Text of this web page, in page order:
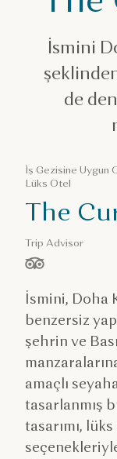
Katar’da
İsmini
de
İş Gezisine Uygun
Lüks Otel
The
Trip Advisor
/ 5 yıldız, ölçüt:
İsmini, Doha
benzersiz
şehrin ve
amaçlı
tasarlanmış
tasarımı,